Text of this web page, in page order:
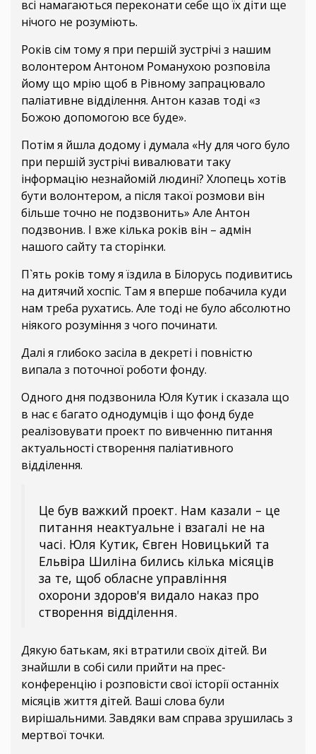
всі намагаються переконати себе що їх діти ще
нічого не розуміють.
Років сім тому я при першій зустрічі з нашим
волонтером Антоном Романухою розповіла
йому що мрію щоб в Рівному запрацювало
паліативне відділення. Антон казав тоді «з
Божою допомогою все буде».
Потім я йшла додому і думала «Ну для чого було
при першій зустрічі вивалювати таку
інформацію незнайомій людині? Хлопець хотів
бути волонтером, а після такої розмови він
більше точно не подзвонить» Але Антон
подзвонив. І вже кілька років він – адмін
нашого сайту та сторінки.
П`ять років тому я їздила в Білорусь подивитись
на дитячий хоспіс. Там я вперше побачила куди
нам треба рухатись. Але тоді не було абсолютно
ніякого розуміння з чого починати.
Далі я глибоко засіла в декреті і повністю
випала з поточної роботи фонду.
Одного дня подзвонила Юля Кутик і сказала що
в нас є багато однодумців і що фонд буде
реалізовувати проект по вивченню питання
актуальності створення паліативного
відділення.
Це був важкий проект. Нам казали – це
питання неактуальне і взагалі не на
часі. Юля Кутик, Євген Новицький та
Ельвіра Шиліна бились кілька місяців
за те, щоб обласне управління
охорони здоров'я видало наказ про
створення відділення.
Дякую батькам, які втратили своїх дітей. Ви
знайшли в собі сили прийти на прес-
конференцію і розповісти свої історії останніх
місяців життя дітей. Ваші слова були
вирішальними. Завдяки вам справа зрушилась з
мертвої точки.